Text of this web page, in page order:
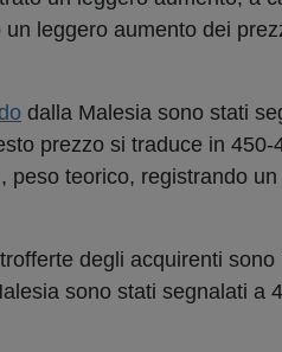
leggero aumento dei
dalla Malesia sono stati
prezzo si traduce in
peso teorico, registrando
degli acquirenti
sono stati segnalati a